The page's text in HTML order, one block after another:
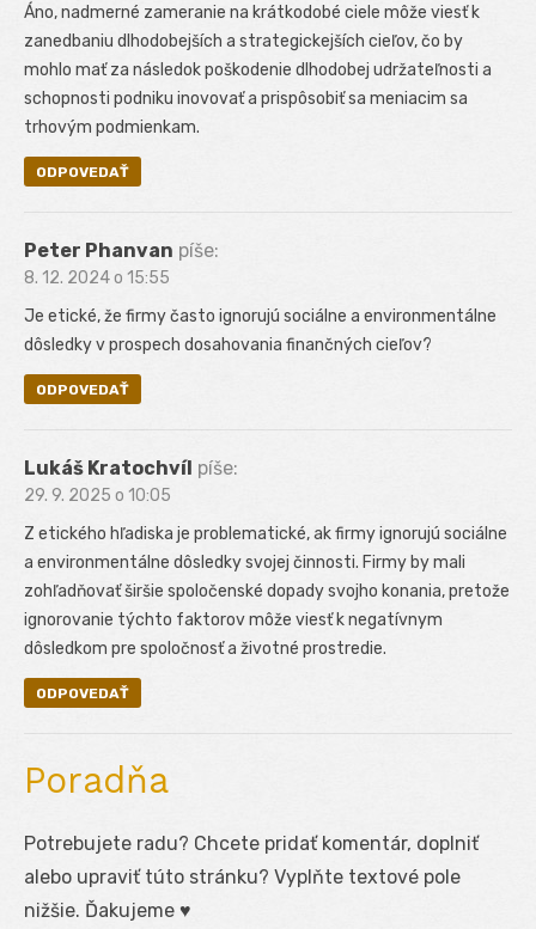
Áno, nadmerné zameranie na krátkodobé ciele môže viesť k
zanedbaniu dlhodobejších a strategickejších cieľov, čo by
mohlo mať za následok poškodenie dlhodobej udržateľnosti a
schopnosti podniku inovovať a prispôsobiť sa meniacim sa
trhovým podmienkam.
ODPOVEDAŤ
Peter Phanvan píše:
8. 12. 2024 o 15:55
Je etické, že firmy často ignorujú sociálne a environmentálne
dôsledky v prospech dosahovania finančných cieľov?
ODPOVEDAŤ
Lukáš Kratochvíl píše:
29. 9. 2025 o 10:05
Z etického hľadiska je problematické, ak firmy ignorujú sociálne
a environmentálne dôsledky svojej činnosti. Firmy by mali
zohľadňovať širšie spoločenské dopady svojho konania, pretože
ignorovanie týchto faktorov môže viesť k negatívnym
dôsledkom pre spoločnosť a životné prostredie.
ODPOVEDAŤ
Poradňa
Potrebujete radu? Chcete pridať komentár, doplniť
alebo upraviť túto stránku? Vyplňte textové pole
nižšie. Ďakujeme ♥